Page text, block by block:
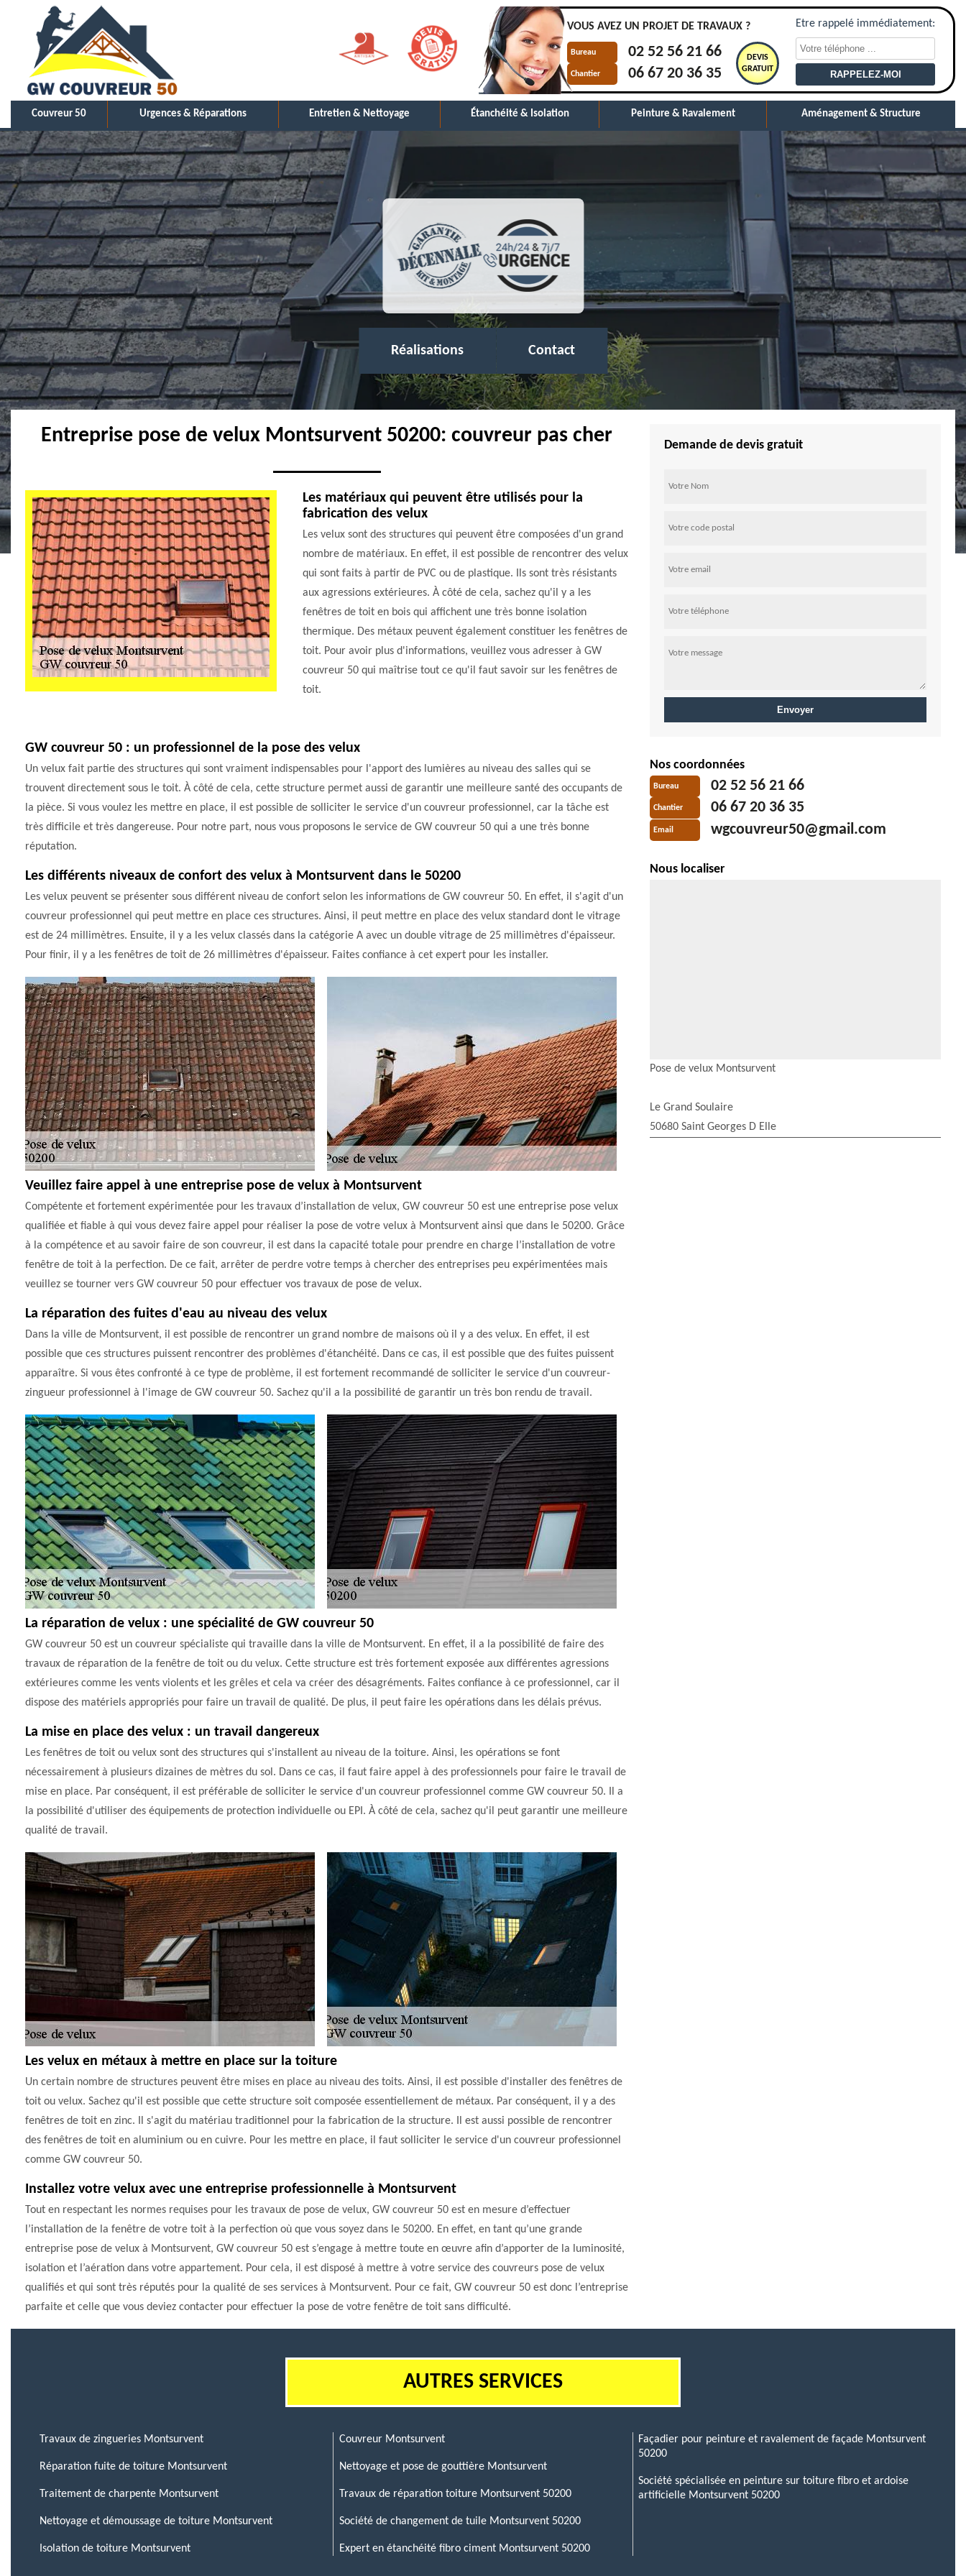
VOUS AVEZ UN PROJET DE TRAVAUX ?
Bureau 02 52 56 21 66
Chantier 06 67 20 36 35
DEVIS
GRATUIT
Etre rappelé immédiatement:
Couvreur 50 Urgences & Réparations Entretien & Nettoyage Étanchéité & Isolation Peinture & Ravalement Aménagement & Structure
Réalisations Contact
Entreprise pose de velux Montsurvent 50200: couvreur pas cher
Les matériaux qui peuvent être utilisés pour la
fabrication des velux
Les velux sont des structures qui peuvent être composées d'un grand
nombre de matériaux. En effet, il est possible de rencontrer des velux
qui sont faits à partir de PVC ou de plastique. Ils sont très résistants
aux agressions extérieures. À côté de cela, sachez qu'il y a les
fenêtres de toit en bois qui affichent une très bonne isolation
thermique. Des métaux peuvent également constituer les fenêtres de
toit. Pour avoir plus d'informations, veuillez vous adresser à GW
couvreur 50 qui maîtrise tout ce qu'il faut savoir sur les fenêtres de
toit.
GW couvreur 50 : un professionnel de la pose des velux
Un velux fait partie des structures qui sont vraiment indispensables pour l'apport des lumières au niveau des salles qui se
trouvent directement sous le toit. À côté de cela, cette structure permet aussi de garantir une meilleure santé des occupants de
la pièce. Si vous voulez les mettre en place, il est possible de solliciter le service d'un couvreur professionnel, car la tâche est
très difficile et très dangereuse. Pour notre part, nous vous proposons le service de GW couvreur 50 qui a une très bonne
réputation.
Les différents niveaux de confort des velux à Montsurvent dans le 50200
Les velux peuvent se présenter sous différent niveau de confort selon les informations de GW couvreur 50. En effet, il s'agit d'un
couvreur professionnel qui peut mettre en place ces structures. Ainsi, il peut mettre en place des velux standard dont le vitrage
est de 24 millimètres. Ensuite, il y a les velux classés dans la catégorie A avec un double vitrage de 25 millimètres d'épaisseur.
Pour finir, il y a les fenêtres de toit de 26 millimètres d'épaisseur. Faites confiance à cet expert pour les installer.
Veuillez faire appel à une entreprise pose de velux à Montsurvent
Compétente et fortement expérimentée pour les travaux d’installation de velux, GW couvreur 50 est une entreprise pose velux
qualifiée et fiable à qui vous devez faire appel pour réaliser la pose de votre velux à Montsurvent ainsi que dans le 50200. Grâce
à la compétence et au savoir faire de son couvreur, il est dans la capacité totale pour prendre en charge l’installation de votre
fenêtre de toit à la perfection. De ce fait, arrêter de perdre votre temps à chercher des entreprises peu expérimentées mais
veuillez se tourner vers GW couvreur 50 pour effectuer vos travaux de pose de velux.
La réparation des fuites d'eau au niveau des velux
Dans la ville de Montsurvent, il est possible de rencontrer un grand nombre de maisons où il y a des velux. En effet, il est
possible que ces structures puissent rencontrer des problèmes d'étanchéité. Dans ce cas, il est possible que des fuites puissent
apparaître. Si vous êtes confronté à ce type de problème, il est fortement recommandé de solliciter le service d'un couvreur-
zingueur professionnel à l'image de GW couvreur 50. Sachez qu'il a la possibilité de garantir un très bon rendu de travail.
La réparation de velux : une spécialité de GW couvreur 50
GW couvreur 50 est un couvreur spécialiste qui travaille dans la ville de Montsurvent. En effet, il a la possibilité de faire des
travaux de réparation de la fenêtre de toit ou du velux. Cette structure est très fortement exposée aux différentes agressions
extérieures comme les vents violents et les grêles et cela va créer des désagréments. Faites confiance à ce professionnel, car il
dispose des matériels appropriés pour faire un travail de qualité. De plus, il peut faire les opérations dans les délais prévus.
La mise en place des velux : un travail dangereux
Les fenêtres de toit ou velux sont des structures qui s'installent au niveau de la toiture. Ainsi, les opérations se font
nécessairement à plusieurs dizaines de mètres du sol. Dans ce cas, il faut faire appel à des professionnels pour faire le travail de
mise en place. Par conséquent, il est préférable de solliciter le service d'un couvreur professionnel comme GW couvreur 50. Il a
la possibilité d'utiliser des équipements de protection individuelle ou EPI. À côté de cela, sachez qu'il peut garantir une meilleure
qualité de travail.
Les velux en métaux à mettre en place sur la toiture
Un certain nombre de structures peuvent être mises en place au niveau des toits. Ainsi, il est possible d'installer des fenêtres de
toit ou velux. Sachez qu'il est possible que cette structure soit composée essentiellement de métaux. Par conséquent, il y a des
fenêtres de toit en zinc. Il s'agit du matériau traditionnel pour la fabrication de la structure. Il est aussi possible de rencontrer
des fenêtres de toit en aluminium ou en cuivre. Pour les mettre en place, il faut solliciter le service d'un couvreur professionnel
comme GW couvreur 50.
Installez votre velux avec une entreprise professionnelle à Montsurvent
Tout en respectant les normes requises pour les travaux de pose de velux, GW couvreur 50 est en mesure d’effectuer
l’installation de la fenêtre de votre toit à la perfection où que vous soyez dans le 50200. En effet, en tant qu’une grande
entreprise pose de velux à Montsurvent, GW couvreur 50 est s’engage à mettre toute en œuvre afin d’apporter de la luminosité,
isolation et l’aération dans votre appartement. Pour cela, il est disposé à mettre à votre service des couvreurs pose de velux
qualifiés et qui sont très réputés pour la qualité de ses services à Montsurvent. Pour ce fait, GW couvreur 50 est donc l’entreprise
parfaite et celle que vous deviez contacter pour effectuer la pose de votre fenêtre de toit sans difficulté.
Demande de devis gratuit
Nos coordonnées
Bureau 02 52 56 21 66
Chantier 06 67 20 36 35
Email wgcouvreur50@gmail.com
Nous localiser
Pose de velux Montsurvent
Le Grand Soulaire
50680 Saint Georges D Elle
AUTRES SERVICES
Travaux de zingueries Montsurvent
Réparation fuite de toiture Montsurvent
Traitement de charpente Montsurvent
Nettoyage et démoussage de toiture Montsurvent
Isolation de toiture Montsurvent
Couvreur Montsurvent
Nettoyage et pose de gouttière Montsurvent
Travaux de réparation toiture Montsurvent 50200
Société de changement de tuile Montsurvent 50200
Expert en étanchéité fibro ciment Montsurvent 50200
Façadier pour peinture et ravalement de façade Montsurvent
50200
Société spécialisée en peinture sur toiture fibro et ardoise
artificielle Montsurvent 50200